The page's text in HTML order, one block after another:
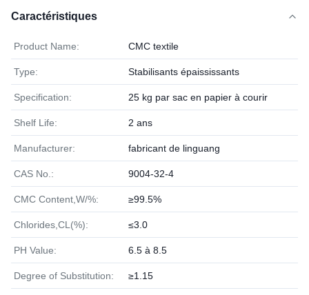
Caractéristiques
Product Name: CMC textile
Type: Stabilisants épaississants
Specification: 25 kg par sac en papier à courir
Shelf Life: 2 ans
Manufacturer: fabricant de linguang
CAS No.: 9004-32-4
CMC Content,W/%: ≥99.5%
Chlorides,CL(%): ≤3.0
PH Value: 6.5 à 8.5
Degree of Substitution: ≥1.15